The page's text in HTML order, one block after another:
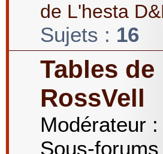
de L'hesta
Sujets : 16
Tables de
RossVell
Modérateur :
Sous-forums